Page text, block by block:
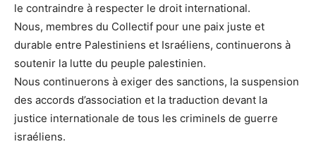
le contraindre à respecter le droit international.
Nous, membres du Collectif pour une paix juste et
durable entre Palestiniens et Israéliens, continuerons à
soutenir la lutte du peuple palestinien.
Nous continuerons à exiger des sanctions, la suspension
des accords d’association et la traduction devant la
justice internationale de tous les criminels de guerre
israéliens.